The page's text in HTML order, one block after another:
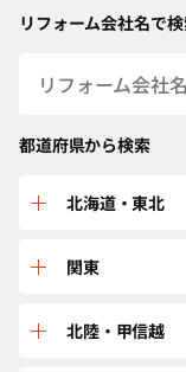
リフォーム会社名で
都道府県から検索
北海道・東北
北海道
青森
関東
群馬 北陸・甲信越